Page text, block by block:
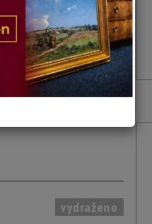
vydraženo
VÍCE INFORMACÍ
vydraženo